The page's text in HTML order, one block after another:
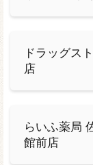
ドラッグス
店
らいふ薬局
館前店